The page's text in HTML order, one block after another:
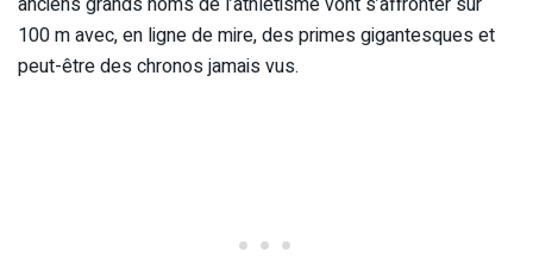
100 m avec, en ligne de mire, des primes gigantesques et
peut-être des chronos jamais vus.